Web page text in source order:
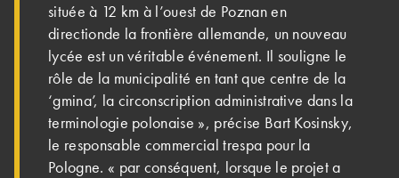
située à 12 km à l’ouest de Poznan en
directionde la frontière allemande, un nouveau
lycée est un véritable événement. Il souligne le
rôle de la municipalité en tant que centre de la
‘gmina’, la circonscription administrative dans la
terminologie polonaise », précise Bart Kosinsky,
le responsable commercial trespa pour la
Pologne. « par conséquent, lorsque le projet a